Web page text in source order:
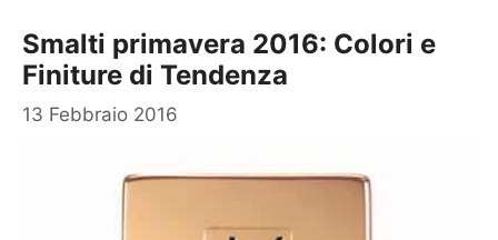
Smalti primavera 2016: Colori e
Finiture di Tendenza
13 Febbraio 2016